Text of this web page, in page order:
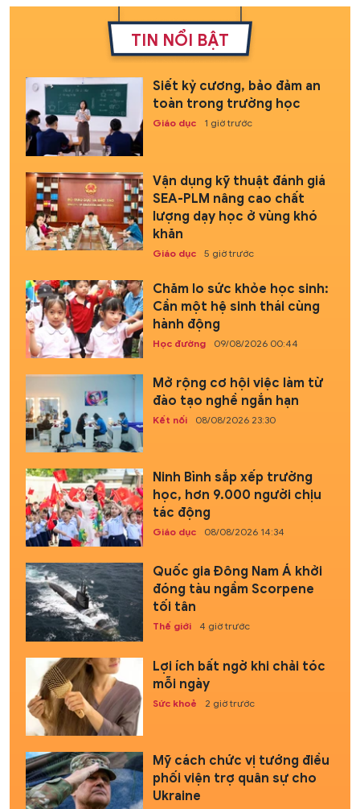
TIN NỔI BẬT
Siết kỷ cương, bảo đảm an
toàn trong trường học
Giáo dục 1 giờ trước
Vận dụng kỹ thuật đánh giá
SEA-PLM nâng cao chất
lượng dạy học ở vùng khó
khăn
Giáo dục 5 giờ trước
Chăm lo sức khỏe học sinh:
Cần một hệ sinh thái cùng
hành động
Học đường 09/08/2026 00:44
Mở rộng cơ hội việc làm từ
đào tạo nghề ngắn hạn
Kết nối 08/08/2026 23:30
Ninh Bình sắp xếp trường
học, hơn 9.000 người chịu
tác động
Giáo dục 08/08/2026 14:34
Quốc gia Đông Nam Á khởi
đóng tàu ngầm Scorpene
tối tân
Thế giới 4 giờ trước
Lợi ích bất ngờ khi chải tóc
mỗi ngày
Sức khoẻ 2 giờ trước
Mỹ cách chức vị tướng điều
phối viện trợ quân sự cho
Ukraine